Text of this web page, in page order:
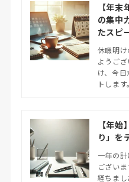
【年
の集中
たスピ
休暇明
ようご
け、今
トしま
【年
り」を
一年の
ござい
経ちま